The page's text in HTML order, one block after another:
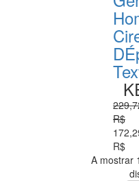
R$
R$
A mostrar